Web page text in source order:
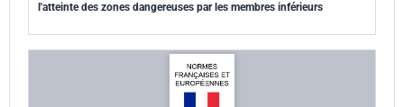
l'atteinte des zones dangereuses par les membres inférieurs